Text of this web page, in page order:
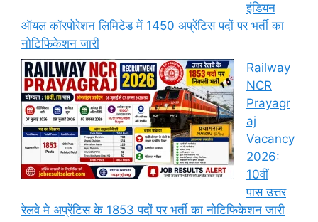
इंडियन
ऑयल कॉरपोरेशन लिमिटेड में 1450 अप्रेंटिस पदों पर भर्ती का
नोटिफिकेशन जारी
Railway
NCR
Prayagr
aj
Vacancy
2026:
10वीं
पास उत्तर
रेलवे मे अप्रेंटिस के 1853 पदों पर भर्ती का नोटिफिकेशन जारी